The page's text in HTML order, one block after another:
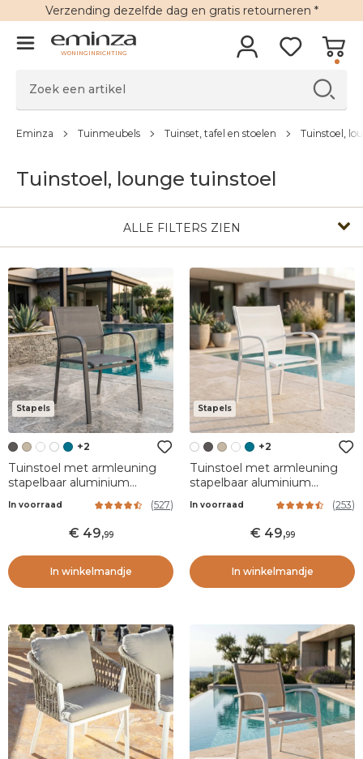
Verzending dezelfde dag en gratis retourneren *
WONINGINRICHTING
Eminza Tuinmeubels Tuinset, tafel en stoelen Tuinstoel,
Tuinstoel, lounge tuinstoel
ALLE FILTERS ZIEN
Stapels
+2
Tuinstoel met armleuning
stapelbaar aluminium
In voorraad (527)
49,99
In winkelmandje
Stapels
+2
Tuinstoel met armleuning
stapelbaar aluminium
In voorraad (253)
49,99
In winkelmandje